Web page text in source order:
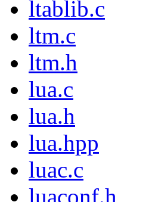
ltablib.c
ltm.c
ltm.h
lua.c
lua.h
lua.hpp
luac.c
luaconf.h